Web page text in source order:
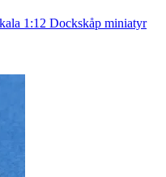
1:12 Dockskåp miniatyr